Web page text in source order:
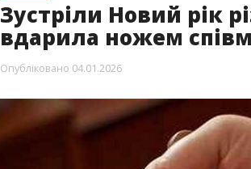
Зустріли Новий рік
вдарила ножем
Опубліковано 04.01.2026